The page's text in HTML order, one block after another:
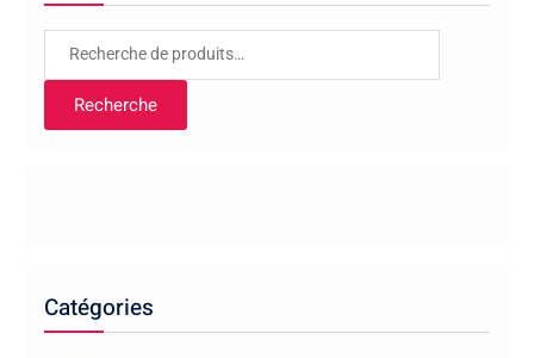
Recherche
Recherche
Catégories